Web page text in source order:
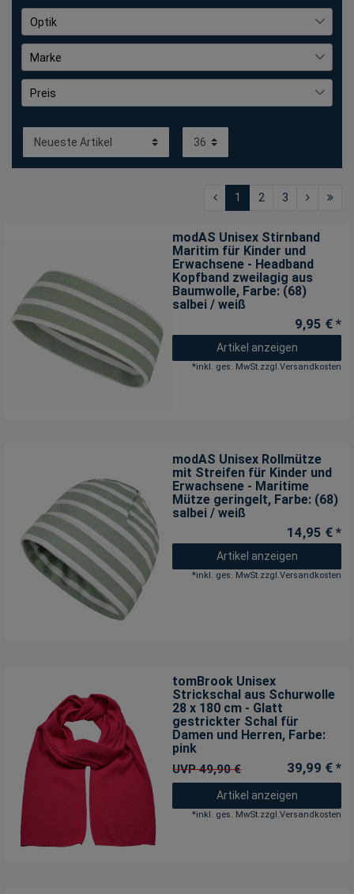
Schwarz
385
Optik
bedruckt
24
gemustert 12
gestreift
unifarben
Marke
Coastguard
1
FRIESEN Friesennerz 22
modAS
Preis
1 2 3
modAS Unisex Stirnband
Maritim für Kinder und
Erwachsene - Headband
Kopfband zweilagig aus
Baumwolle, Farbe: (68)
salbei / weiß
9,95 € *
Artikel anzeigen
*inkl. ges. MwSt.zzgl.Versandkosten
modAS Unisex Rollmütze
mit Streifen für Kinder und
Erwachsene - Maritime
Mütze geringelt, Farbe: (68)
salbei / weiß
14,95 € *
Artikel anzeigen
*inkl. ges. MwSt.zzgl.Versandkosten
tomBrook Unisex
Strickschal aus Schurwolle
28 x 180 cm - Glatt
gestrickter Schal für
Damen und Herren, Farbe:
pink
UVP 49,90 € 39,99 € *
Artikel anzeigen
*inkl. ges. MwSt.zzgl.Versandkosten